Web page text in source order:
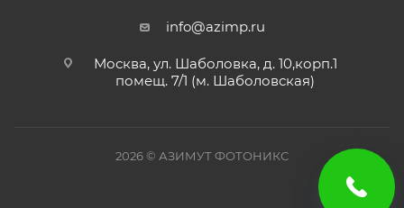
info@azimp.ru
Москва, ул. Шаболовка, д. 10,корп.1
помещ. 7/1 (м. Шаболовская)
2026© АЗИМУТ ФОТОНИКС